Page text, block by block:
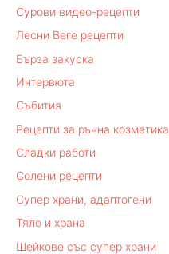
Сурови видео-рецепти
Лесни Веге рецепти
Бърза закуска
Интервюта
Събития
Рецепти за ръчна козметика
Сладки работи
Солени рецепти
Супер храни, адаптогени
Тяло и храна
Шейкове със супер храни